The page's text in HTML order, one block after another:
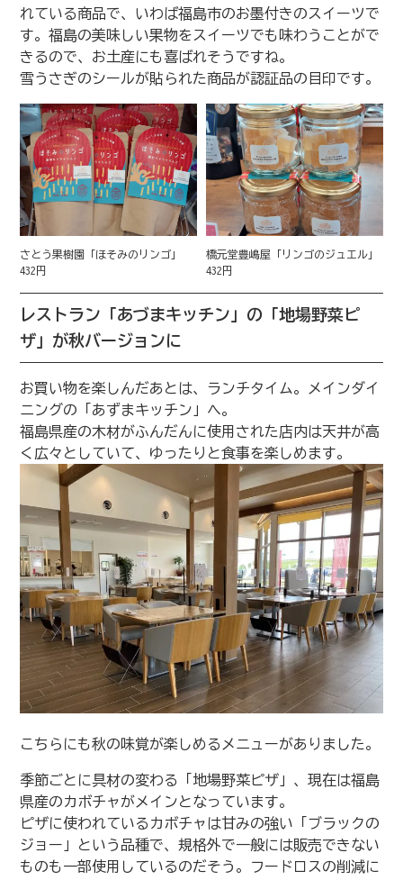
れている商品で、いわば福島市のお墨付きのスイーツで
す。福島の美味しい果物をスイーツでも味わうことがで
きるので、お土産にも喜ばれそうですね。
雪うさぎのシールが貼られた商品が認証品の目印です。
さとう果樹園「ほそみのリンゴ」
432円
橋元堂豊嶋屋「リンゴのジュエル」
432円
レストラン「あづまキッチン」の「地場野菜ピ
ザ」が秋バージョンに
お買い物を楽しんだあとは、ランチタイム。メインダイ
ニングの「あずまキッチン」へ。
福島県産の木材がふんだんに使用された店内は天井が高
く広々としていて、ゆったりと食事を楽しめます。
こちらにも秋の味覚が楽しめるメニューがありました。
季節ごとに具材の変わる「地場野菜ピザ」、現在は福島
県産のカボチャがメインとなっています。
ピザに使われているカボチャは甘みの強い「ブラックの
ジョー」という品種で、規格外で一般には販売できない
ものも一部使用しているのだそう。フードロスの削減に